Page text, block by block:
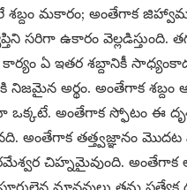
శబ్దం మకారం; అంతేగాక
సరిగా ఉకారం వెల్లడిస్తుంది.
కార్యం ఏ ఇతర శబ్దానికీ
అర్థం. అంతేగాక శబ్దం
అంతేగాక స్ఫోటం ఈ దృశ్య
అంతేగాక తత్త్వజ్ఞానం
చిహ్నమైవుంది.
మానవులు తమ ప్రత్యేక